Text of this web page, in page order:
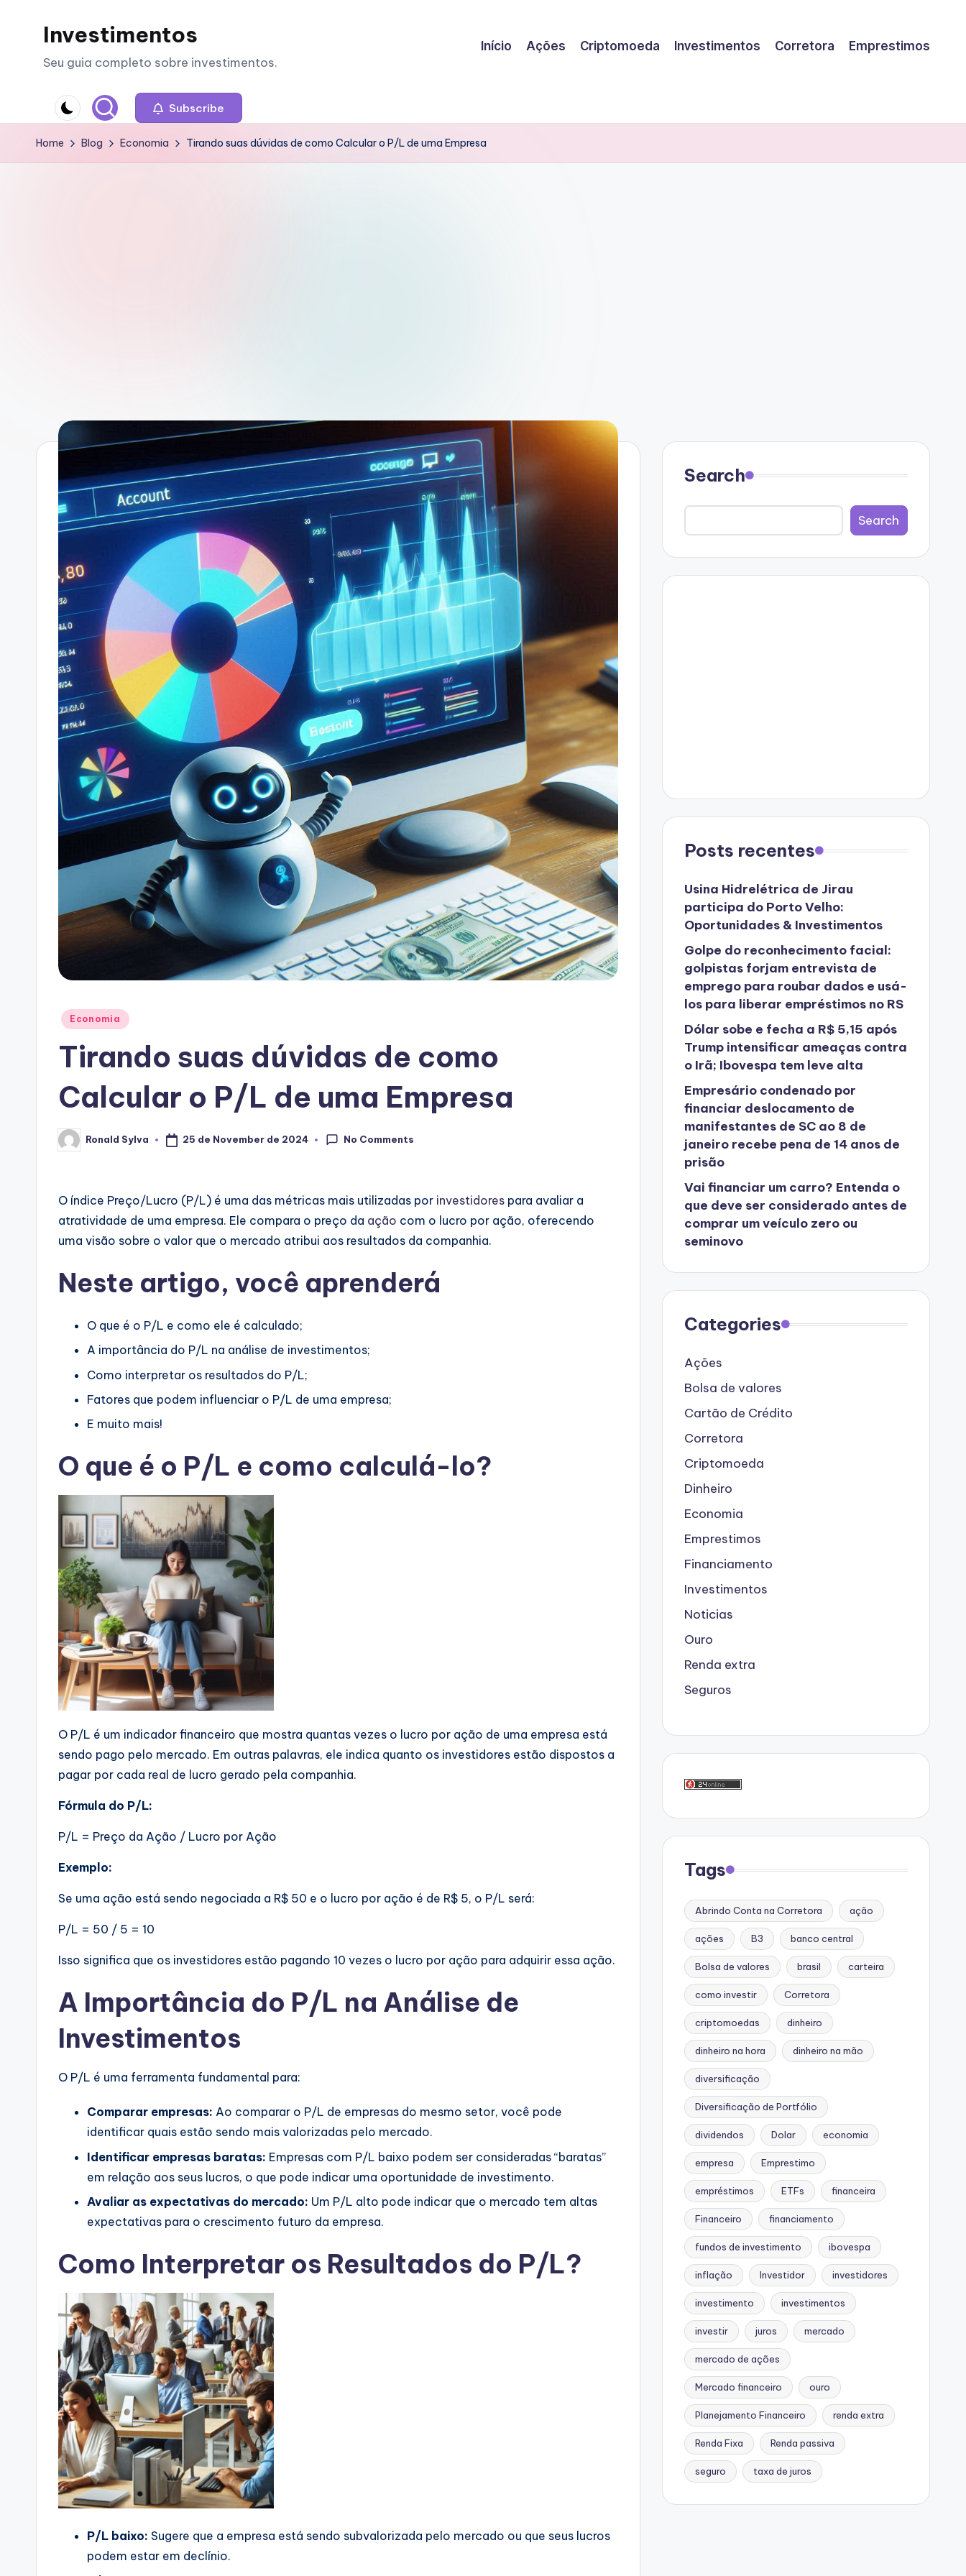
Investimentos
Seu guia completo sobre investimentos.
Início Ações Criptomoeda Investimentos Corretora Emprestimos
Subscribe
Home Blog Economia Tirando suas dúvidas de como Calcular o P/L de uma Empresa
Posted
Economia
Tirando suas dúvidas de como
Calcular o P/L de uma Empresa
Posted
by
Ronald Sylva 25 de November de 2024 No Comments
O índice Preço/Lucro (P/L) é uma das métricas mais utilizadas por investidores para avaliar a
atratividade de uma empresa. Ele compara o preço da ação com o lucro por ação, oferecendo
uma visão sobre o valor que o mercado atribui aos resultados da companhia.
Neste artigo, você aprenderá
O que é o P/L e como ele é calculado;
A importância do P/L na análise de investimentos;
Como interpretar os resultados do P/L;
Fatores que podem influenciar o P/L de uma empresa;
E muito mais!
O que é o P/L e como calculá-lo?
O P/L é um indicador financeiro que mostra quantas vezes o lucro por ação de uma empresa está
sendo pago pelo mercado. Em outras palavras, ele indica quanto os investidores estão dispostos a
pagar por cada real de lucro gerado pela companhia.
Fórmula do P/L:
P/L = Preço da Ação / Lucro por Ação
Exemplo:
Se uma ação está sendo negociada a R$ 50 e o lucro por ação é de R$ 5, o P/L será:
P/L = 50 / 5 = 10
Isso significa que os investidores estão pagando 10 vezes o lucro por ação para adquirir essa ação.
A Importância do P/L na Análise de
Investimentos
O P/L é uma ferramenta fundamental para:
Comparar empresas: Ao comparar o P/L de empresas do mesmo setor, você pode
identificar quais estão sendo mais valorizadas pelo mercado.
Identificar empresas baratas: Empresas com P/L baixo podem ser consideradas “baratas”
em relação aos seus lucros, o que pode indicar uma oportunidade de investimento.
Avaliar as expectativas do mercado: Um P/L alto pode indicar que o mercado tem altas
expectativas para o crescimento futuro da empresa.
Como Interpretar os Resultados do P/L?
P/L baixo: Sugere que a empresa está sendo subvalorizada pelo mercado ou que seus lucros
podem estar em declínio.
Search
Search
Posts recentes
Usina Hidrelétrica de Jirau
participa do Porto Velho:
Oportunidades & Investimentos
Golpe do reconhecimento facial:
golpistas forjam entrevista de
emprego para roubar dados e usá-
los para liberar empréstimos no RS
Dólar sobe e fecha a R$ 5,15 após
Trump intensificar ameaças contra
o Irã; Ibovespa tem leve alta
Empresário condenado por
financiar deslocamento de
manifestantes de SC ao 8 de
janeiro recebe pena de 14 anos de
prisão
Vai financiar um carro? Entenda o
que deve ser considerado antes de
comprar um veículo zero ou
seminovo
Categories
Ações
Bolsa de valores
Cartão de Crédito
Corretora
Criptomoeda
Dinheiro
Economia
Emprestimos
Financiamento
Investimentos
Noticias
Ouro
Renda extra
Seguros
Tags
Abrindo Conta na Corretora ação
ações B3 banco central
Bolsa de valores brasil carteira
como investir Corretora
criptomoedas dinheiro
dinheiro na hora dinheiro na mão
diversificação
Diversificação de Portfólio
dividendos Dolar economia
empresa Emprestimo
empréstimos ETFs financeira
Financeiro financiamento
fundos de investimento ibovespa
inflação Investidor investidores
investimento investimentos
investir juros mercado
mercado de ações
Mercado financeiro ouro
Planejamento Financeiro renda extra
Renda Fixa Renda passiva
seguro taxa de juros